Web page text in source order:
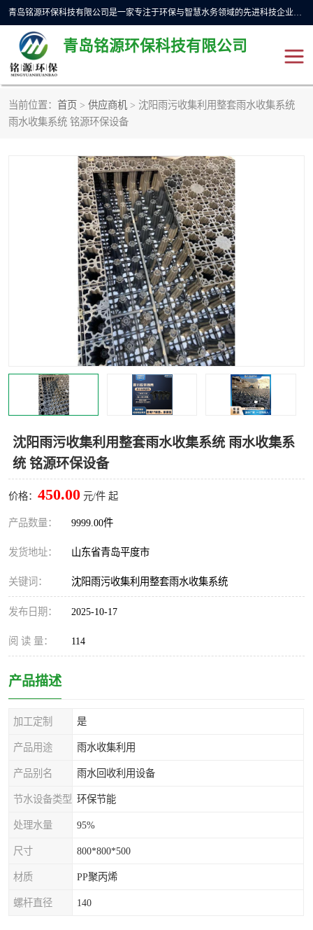
青岛铭源环保科技有限公司是一家专注于环保与智慧水务领域的先进科技企业，公司专注于云智能一体化预制泵站、水务循环利用、海绵城市、云智慧水务开发及新型环保技术研发等领域。铭源环保以为客户提供优质产品、专业技术服务为己任。为客户提供量身定制方案，提供多种配置方案满足实际使用要求。严控供货周期，并提供高标准后期维护。以环保为己任，视质量如生命，以技术做先导，靠诚信赢客户。
青岛铭源环保科技有限公司
当前位置： 首页 > 供应商机 > 沈阳雨污收集利用整套雨水收集系统
雨水收集系统 铭源环保设备
沈阳雨污收集利用整套雨水收集系统 雨水收集系
统 铭源环保设备
价格： 450.00 元/件 起
产品数量： 9999.00件
发货地址： 山东省青岛平度市
关键词： 沈阳雨污收集利用整套雨水收集系统
发布日期： 2025-10-17
阅 读 量： 114
产品描述
加工定制 是
产品用途 雨水收集利用
产品别名 雨水回收利用设备
节水设备类型 环保节能
处理水量 95%
尺寸 800*800*500
材质 PP聚丙烯
螺杆直径 140
一体化HMPP泵站
智能截流井 智能旋转喷射器
下开式堰门 液动限流闸门
加压泵房/灌溉泵房 一体化预制泵站
不锈钢浮筒阀 真空冲洗装置
雨水收集回用装置 门式冲洗装置
智能一体化灌溉泵房 一体化污水处理泵房
水面垃圾清理装置 浅层砂过滤装置
一体化泵闸
真空冲洗设备
水平自清洗格栅